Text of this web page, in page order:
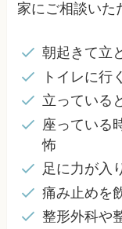
家にご相談いた
朝起きて立
トイレに行
立っている
座っている
怖
足に力が入
痛み止めを
整形外科や